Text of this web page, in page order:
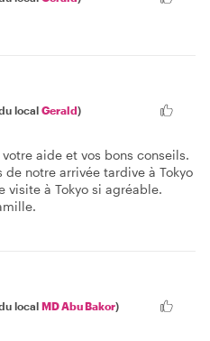
local Gerald)
aide et vos bons conseils.
notre arrivée tardive à Tokyo
visite à Tokyo si agréable.
local MD Abu Bakor)